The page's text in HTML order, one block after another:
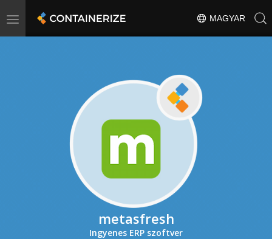
Toggle
MAGYAR
metasfresh
Ingyenes ERP szoftver